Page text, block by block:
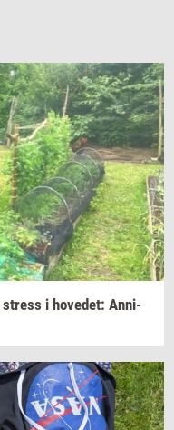
stress i ho­ve­d­et: An­ni­